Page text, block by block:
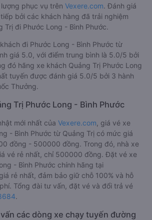
phục vụ trên Vexere.com. Đánh giá
bởi các khách hàng đã trải nghiệm
Trị đi Phước Long - Bình Phước.
đi Phước Long - Bình Phước từ
giá 5.0, với điểm trung bình là 5.0/5 bởi
đó hãng xe khách Quảng Trị Phước Long
tuyến được đánh giá 5.0/5 bởi 3 hành
Thưởng.
Trị Phước Long - Bình Phước
mới nhất của Vexere.com , giá vé xe
- Bình Phước từ Quảng Trị có mức giá
đồng - 500000 đồng. Trong đó, nhà xe
vé rẻ nhất, chỉ 500000 đồng. Đặt vé xe
- Bình Phước chính hãng tại
rẻ nhất, đảm bảo giữ chỗ 100% và hỗ
Tổng đài tư vấn, đặt vé và đổi trả vé
.
các dòng xe chạy tuyến đường